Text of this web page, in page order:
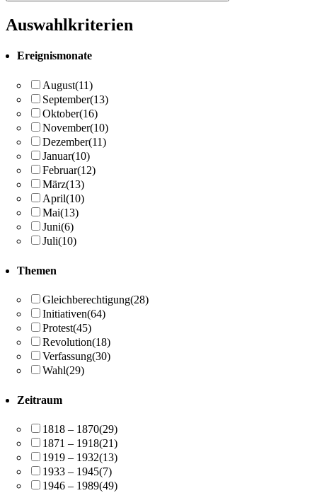
Auswahlkriterien
Ereignismonate
August(11)
September(13)
Oktober(16)
November(10)
Dezember(11)
Januar(10)
Februar(12)
März(13)
April(10)
Mai(13)
Juni(6)
Juli(10)
Themen
Gleichberechtigung(28)
Initiativen(64)
Protest(45)
Revolution(18)
Verfassung(30)
Wahl(29)
Zeitraum
1818 – 1870(29)
1871 – 1918(21)
1919 – 1932(13)
1933 – 1945(7)
1946 – 1989(49)